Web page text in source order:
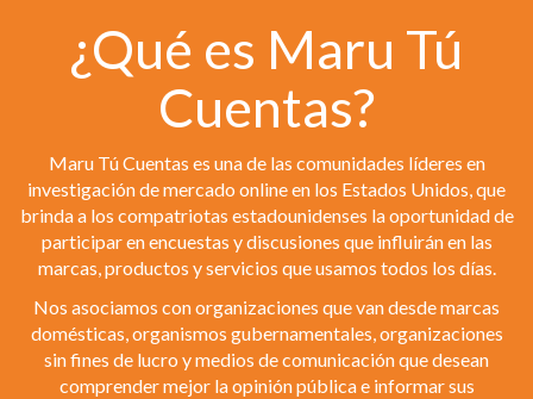
¿Qué es Maru Tú
Cuentas?
Maru Tú Cuentas es una de las comunidades líderes en
investigación de mercado online en los Estados Unidos, que
brinda a los compatriotas estadounidenses la oportunidad de
participar en encuestas y discusiones que influirán en las
marcas, productos y servicios que usamos todos los días.
Nos asociamos con organizaciones que van desde marcas
domésticas, organismos gubernamentales, organizaciones
sin fines de lucro y medios de comunicación que desean
comprender mejor la opinión pública e informar sus